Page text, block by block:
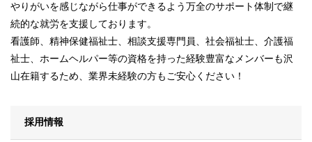
やりがいを感じながら仕事ができるよう万全のサポート体制で継
続的な就労を支援しております。
看護師、精神保健福祉士、相談支援専門員、社会福祉士、介護福
祉士、ホームヘルパー等の資格を持った経験豊富なメンバーも沢
山在籍するため、業界未経験の方もご安心ください！
採用情報